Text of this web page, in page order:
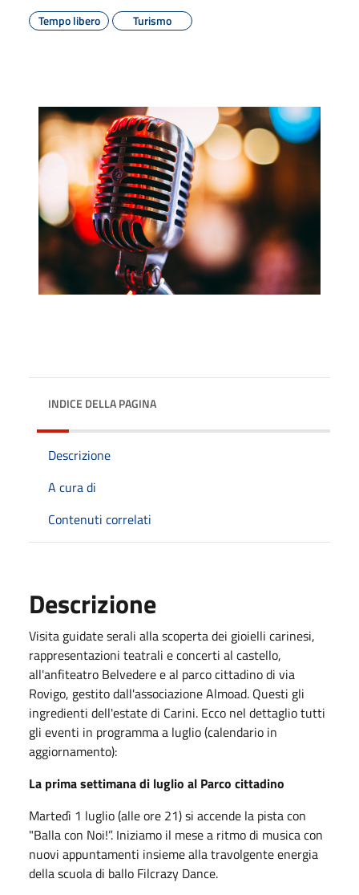
Tempo libero
Turismo
INDICE DELLA PAGINA
Descrizione
A cura di
Contenuti correlati
Descrizione
Visita guidate serali alla scoperta dei gioielli carinesi,
rappresentazioni teatrali e concerti al castello,
all'anfiteatro Belvedere e al parco cittadino di via
Rovigo, gestito dall'associazioneAlmoad. Questi gli
ingredienti dell'estate di Carini. Ecco nel dettaglio tutti
gli eventi in programma a luglio (calendario in
aggiornamento):
La prima settimana di luglio al Parco cittadino
Martedì 1 luglio (alle ore 21) si accende la pista con
"Balla con Noi!”. Iniziamo il mese a ritmo di musica con
nuovi appuntamenti insieme alla travolgente energia
della scuola di ballo Filcrazy Dance.